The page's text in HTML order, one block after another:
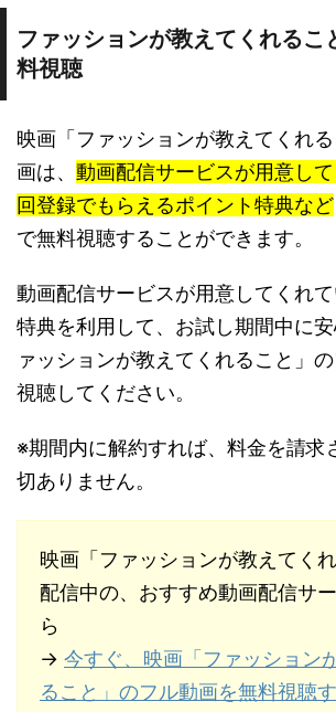
ファッションが教えてくれるこ
料視聴
映画「ファッションが教えてくれ
画は、 動画配信サービスが用意し
回登録でもらえるポイント特典など
で無料視聴することができます。
動画配信サービスが用意してくれ
特典を利用して、お試し期間中に
ァッションが教えてくれること」
視聴してください。
※期間内に解約すれば、料金を請求
切ありません。
映画「ファッションが教えてく
配信中の、おすすめ動画配信サ
ら
→ 今すぐ、映画「ファッション
ること」のフル動画を無料視聴す